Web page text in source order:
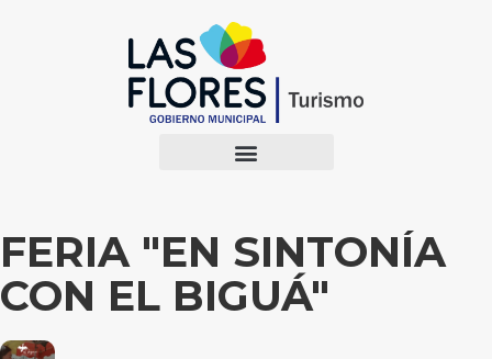
FERIA "EN SINTONÍA
CON EL BIGUÁ"